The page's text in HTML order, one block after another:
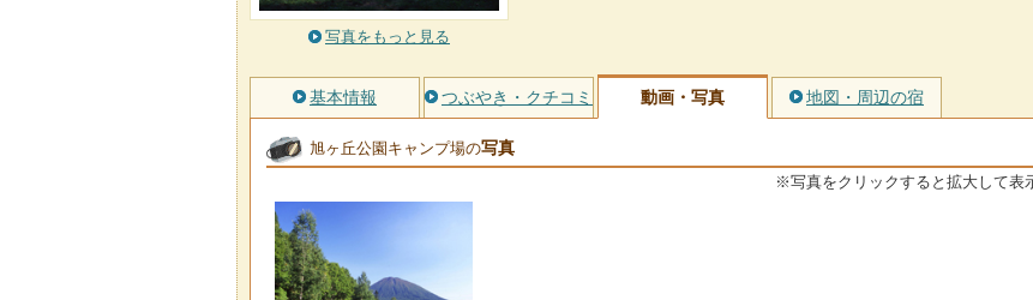
写真をもっと見る
基本情報 つぶやき・クチコミ 動画・写真 地図・周辺の宿
旭ヶ丘公園キャンプ場の写真
※写真をクリックすると拡大して表